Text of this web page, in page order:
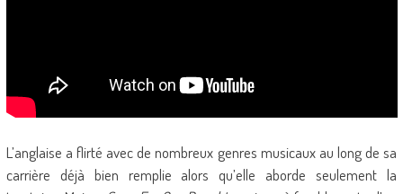
L’anglaise a flirté avec de nombreux genres musicaux au long de sa
carrière déjà bien remplie alors qu’elle aborde seulement la